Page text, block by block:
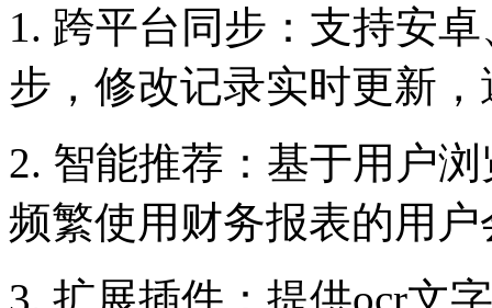
1. 跨平台同步：支持安
步，修改记录实时更新
2. 智能推荐：基于用户
频繁使用财务报表的用
3. 扩展插件：提供ocr文